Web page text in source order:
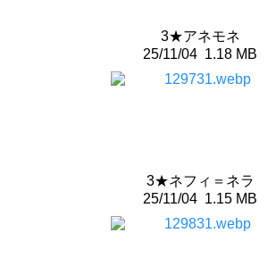
3★アネモネ
25/11/04 1.18 MB
3★ネフィ＝ネラ
25/11/04 1.15 MB